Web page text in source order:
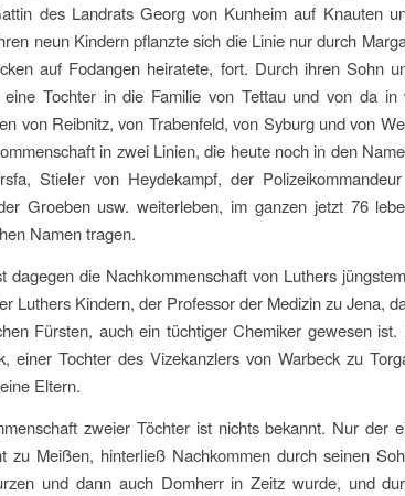
des Landrats Georg von Kunheim auf Knauten
neun Kindern pflanzte sich die Linie nur durch
auf Fodangen heiratete, fort. Durch ihren Sohn
Tochter in die Familie von Tettau und von da in
von Reibnitz, von Trabenfeld, von Syburg und von
in zwei Linien, die heute noch in den
Stieler von Heydekampf, der
Groeben usw. weiterleben, im ganzen jetzt 76
Namen tragen.
dagegen die Nachkommenschaft von Luthers
Luthers Kindern, der Professor der Medizin zu Jena,
Fürsten, auch ein tüchtiger Chemiker gewesen
einer Tochter des Vizekanzlers von Warbeck zu
Eltern.
zweier Töchter ist nichts bekannt. Nur der
zu Meißen, hinterließ Nachkommen durch seinen
und dann auch Domherr in Zeitz wurde, und